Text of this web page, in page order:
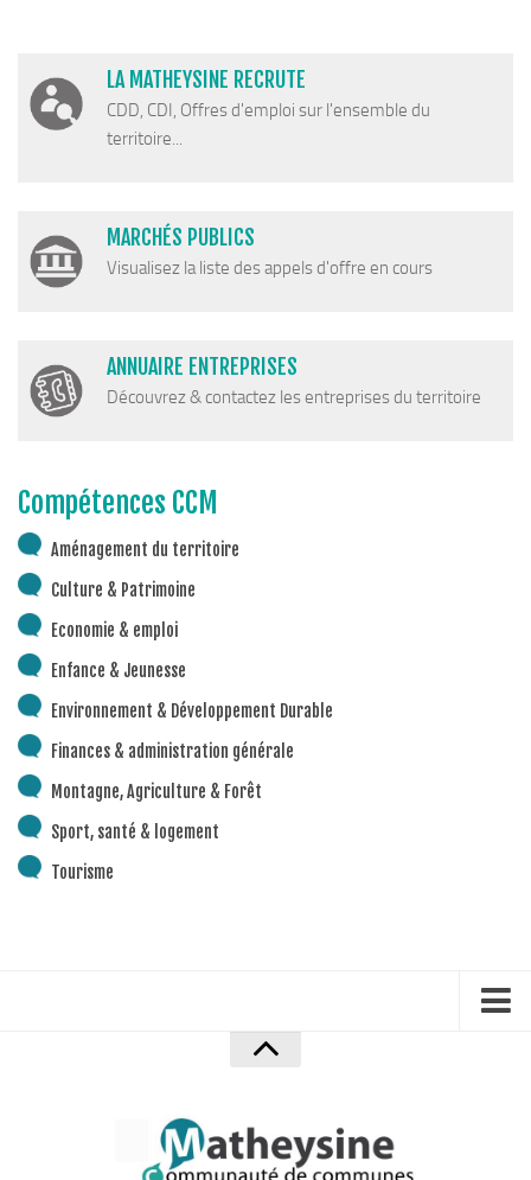
LA MATHEYSINE RECRUTE
CDD, CDI, Offres d'emploi sur l'ensemble du
territoire...
MARCHÉS PUBLICS
Visualisez la liste des appels d'offre en cours
ANNUAIRE ENTREPRISES
Découvrez & contactez les entreprises du territoire
Compétences CCM
Aménagement du territoire
Culture & Patrimoine
Economie & emploi
Enfance & Jeunesse
Environnement & Développement Durable
Finances & administration générale
Montagne, Agriculture & Forêt
Sport, santé & logement
Tourisme
Politique de confidentialité